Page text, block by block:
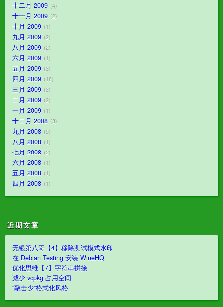
十二月 2009 4
十一月 2009 2
十月 2009 1
九月 2009 2
八月 2009 2
六月 2009 1
五月 2009 3
四月 2009 18
三月 2009 3
二月 2009 2
一月 2009 1
十二月 2008 3
九月 2008 5
八月 2008 1
七月 2008 2
六月 2008 1
五月 2008 1
四月 2008 1
近期文章
无银第八哥【4】移除测试模式水印
在 Debian Testing 安装 WineHQ
优化思维【7】字符串拼接
减少 vcpkg 占用空间
“敲击少”格式化风格